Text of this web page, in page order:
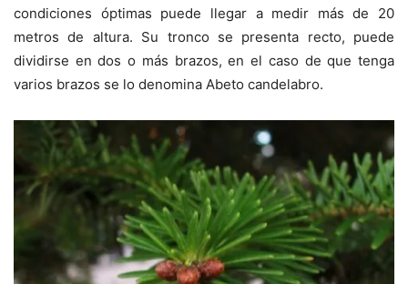
condiciones óptimas puede llegar a medir más de 20
metros de altura. Su tronco se presenta recto, puede
dividirse en dos o más brazos, en el caso de que tenga
varios brazos se lo denomina Abeto candelabro.